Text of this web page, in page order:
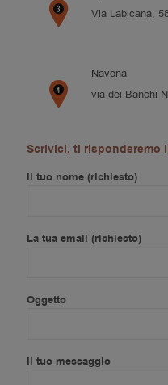
Via Labicana,
Navona
via dei Banchi
Scrivici, ti risponderemo
Il tuo nome (richiesto)
La tua email (richiesto)
Oggetto
Il tuo messaggio